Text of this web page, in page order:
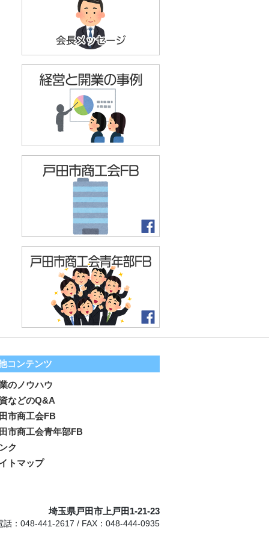
コンテンツ
のノウハウ
などのQ&A
市商工会FB
市商工会青年部FB
ク
トマップ
埼玉県戸田市上戸田1-21-23
話：048-441-2617 / FAX：048-444-0935